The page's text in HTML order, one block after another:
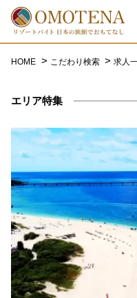
ホーム
主な職種
初めての方へ
お問い合わせ
よくあるご質問
会員登録
HOME こだわり検索 求人
エリア特集